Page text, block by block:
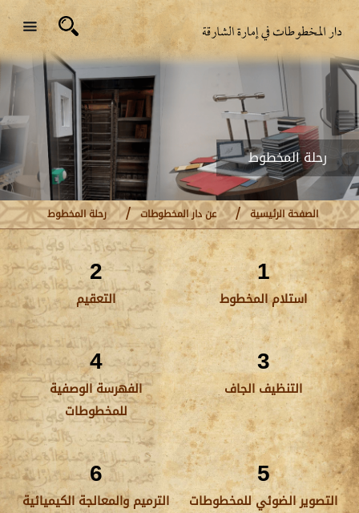
رحلة المخطوط
الصفحة الرئيسية عن دار المخطوطات رحلة المخطوط
1
استلام المخطوط
2
التعقيم
3
التنظيف الجاف
4
الفهرسة الوصفية
للمخطوطات
5
التصوير الضوئي للمخطوطات
6
الترميم والمعالجة الكيميائية